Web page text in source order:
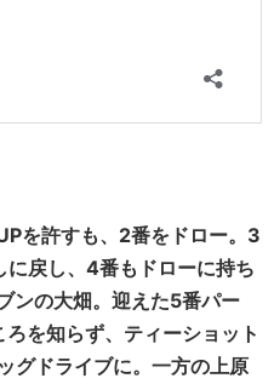
を許すも、2番をドロー。3
戻し、4番もドローに持ち
ンの大畑。迎えた5番パー
を知らず、ティーショット
グドライブに。一方の上原